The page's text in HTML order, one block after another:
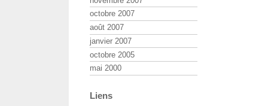
octobre 2007
août 2007
janvier 2007
octobre 2005
mai 2000
Liens